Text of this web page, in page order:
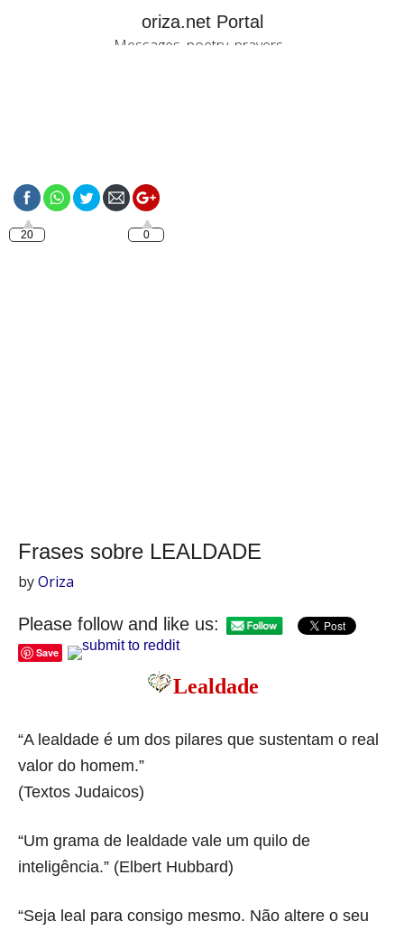
oriza.net Portal
Messages, poetry, prayers...
Frases sobre LEALDADE
byOriza
Please follow and like us:
Save
Lealdade
“A lealdade é um dos pilares que sustentam o real
valor do homem.”
(Textos Judaicos)
“Um grama de lealdade vale um quilo de
inteligência.” (Elbert Hubbard)
“Seja leal para consigo mesmo. Não altere o seu
20 0